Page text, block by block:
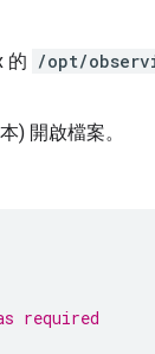
的 /opt/
) 開啟檔案。
required